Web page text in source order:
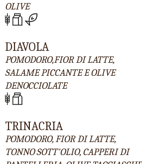
OLIVE
DIAVOLA
POMODORO,FIOR DI LATTE,
SALAME PICCANTE E OLIVE
DENOCCIOLATE
TRINACRIA
POMODORO, FIOR DI LATTE,
TONNO SOTT'OLIO, CAPPERI DI